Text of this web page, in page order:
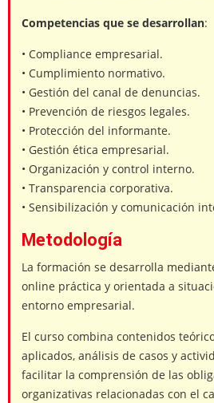
Competencias que se desarrollan:
• Compliance empresarial.
• Cumplimiento normativo.
• Gestión del canal de denuncias.
• Prevención de riesgos legales.
• Protección del informante.
• Gestión ética empresarial.
• Organización y control interno.
• Transparencia corporativa.
• Sensibilización y comunicación
Metodología
La formación se desarrolla
online práctica y orientada a
entorno empresarial.
El curso combina contenidos
aplicados, análisis de casos y
facilitar la comprensión de las
organizativas relacionadas con el